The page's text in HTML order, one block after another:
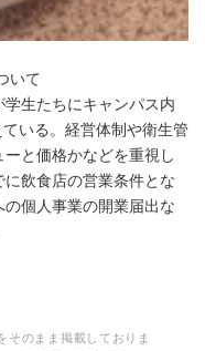
いて
生たちにキャンパス内
いる。経営体制や衛生管
と価格かなどを重視し
飲食店の営業条件とな
個人事業の開業届出な
そのまま掲載しておりま